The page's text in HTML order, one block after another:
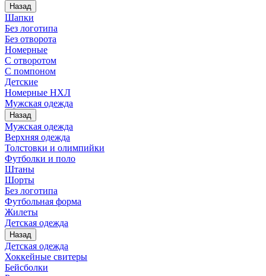
Назад
Шапки
Без логотипа
Без отворота
Номерные
С отворотом
С помпоном
Детские
Номерные НХЛ
Мужская одежда
Назад
Мужская одежда
Верхняя одежда
Толстовки и олимпийки
Футболки и поло
Штаны
Шорты
Без логотипа
Футбольная форма
Жилеты
Детская одежда
Назад
Детская одежда
Хоккейные свитеры
Бейсболки